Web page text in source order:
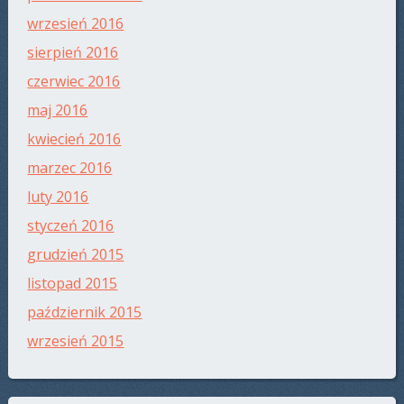
wrzesień 2016
sierpień 2016
czerwiec 2016
maj 2016
kwiecień 2016
marzec 2016
luty 2016
styczeń 2016
grudzień 2015
listopad 2015
październik 2015
wrzesień 2015